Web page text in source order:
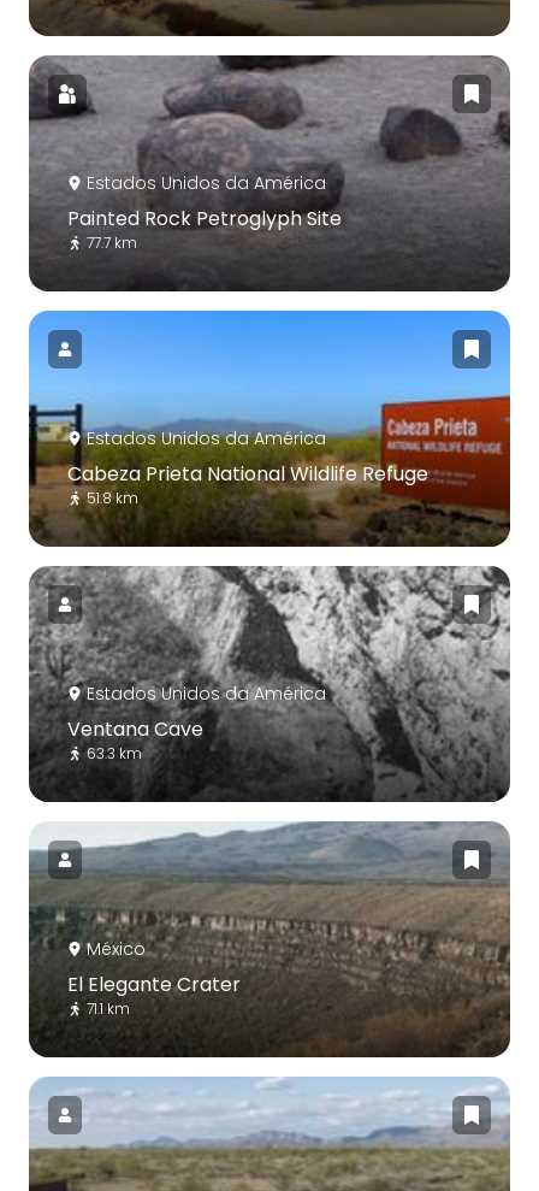
Estados Unidos da América
Painted Rock Petroglyph Site
77.7 km
Estados Unidos da América
Cabeza Prieta National Wildlife Refuge
51.8 km
Estados Unidos da América
Ventana Cave
63.3 km
México
El Elegante Crater
71.1 km